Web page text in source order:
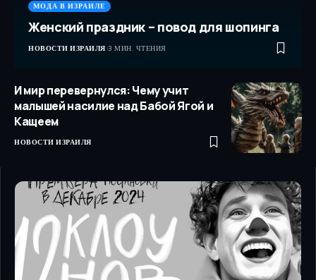
МОДА В ИЗРАИЛЕ
Женский праздник – повод для шопинга
НОВОСТИ ИЗРАИЛЯ 3 МИН. ЧТЕНИЯ
И мир перевернулся: Чему учит
малышей насилие над Бабой Ягой и
Кащеем
НОВОСТИ ИЗРАИЛЯ